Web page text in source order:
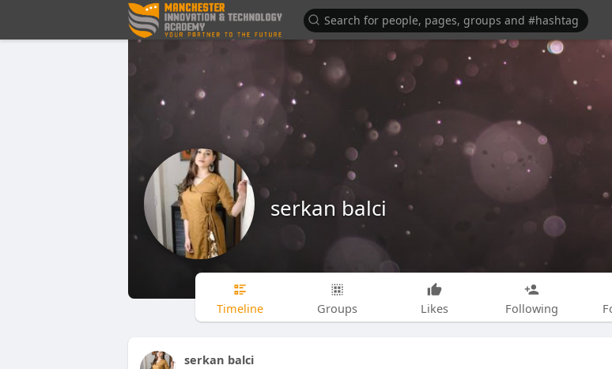
serkan balci
Timeline Groups Likes Following
serkan balci